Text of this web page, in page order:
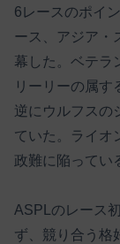
6レースのポイ
ース、アジア・
幕した。ベテラ
リーリーの属す
逆にウルフスの
ていた。ライオ
政難に陥ってい
ASPLのレース
ず、競り合う格